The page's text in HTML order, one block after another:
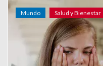
Mundo Salud y Bienestar